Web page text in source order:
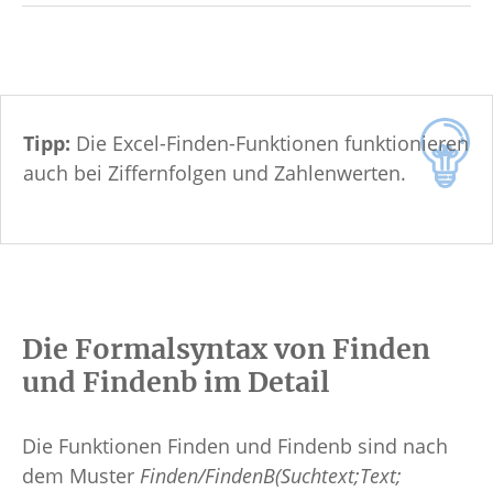
Tipp: Die Excel-Finden-Funktionen funktionieren
auch bei Ziffernfolgen und Zahlenwerten.
Die Formalsyntax von Finden
und Findenb im Detail
Die Funktionen Finden und Findenb sind nach
dem Muster Finden/FindenB(Suchtext;Text;